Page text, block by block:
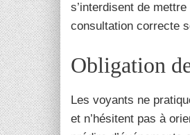
s’interdisent de
consultation correcte
Obligation
Les voyants ne
et n’hésitent pas à